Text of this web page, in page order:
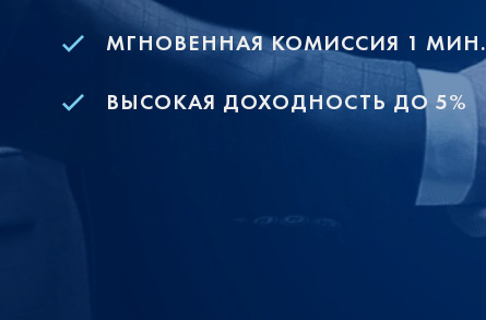
МГНОВЕННАЯ КОМИССИЯ 1 МИН.
ВЫСОКАЯ ДОХОДНОСТЬ ДО 5%